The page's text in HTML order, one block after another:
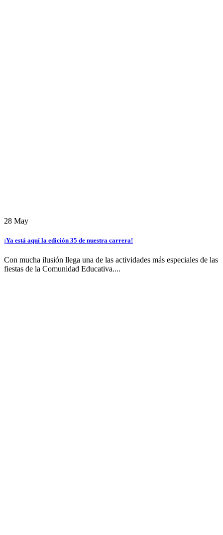
28 May
¡Ya está aquí la edición 35 de nuestra carrera!
Con mucha ilusión llega una de las actividades más especiales de las
fiestas de la Comunidad Educativa....